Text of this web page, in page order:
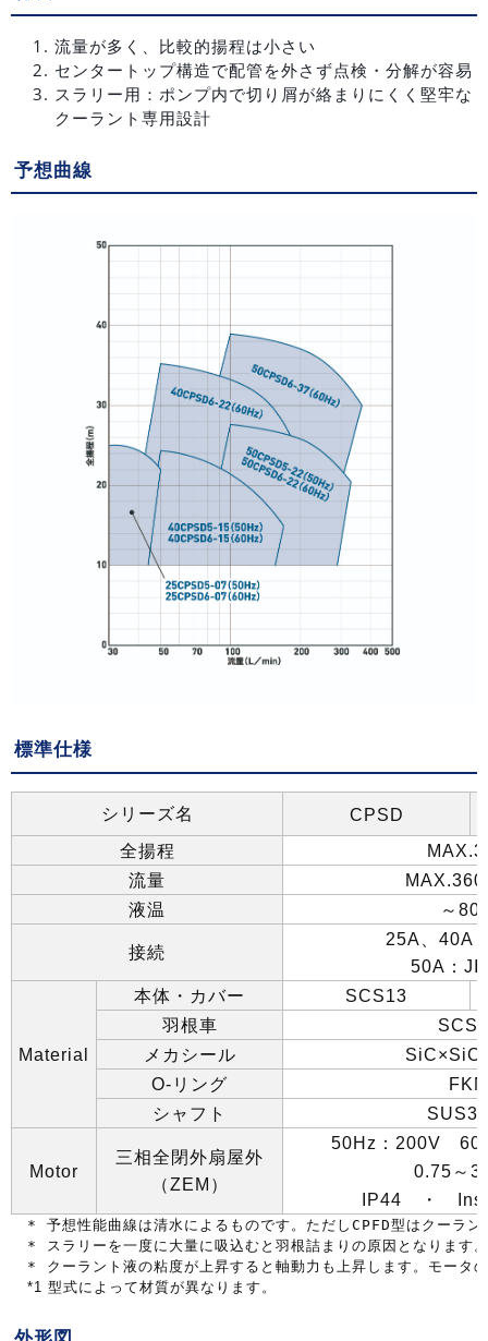
流量が多く、比較的揚程は小さい
センタートップ構造で配管を外さず点検・分解が容易
スラリー用：ポンプ内で切り屑が絡まりにくく堅牢な
クーラント専用設計
予想曲線
標準仕様
シリーズ名 CPSD
全揚程
流量
液温 ～ 80
接続
25A、 40A
50A ：
Material
本体・カバー SCS13
羽根車
メカシール
O- リング FKM
シャフト
Motor
三相全閉外扇屋外
（ZEM ）
50Hz ： 200V
0.75 ～
IP44 ・
* 予想性能曲線は清水によるものです。ただしCPFD型はクーラ
* スラリーを一度に大量に吸込むと羽根詰まりの原因となります
* クーラント液の粘度が上昇すると軸動力も上昇します。モータ
*1 型式によって材質が異なります。